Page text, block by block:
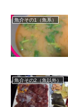
魚介その1（魚系）
魚介その2（魚以外）